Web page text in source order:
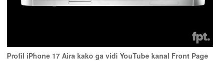
Profil iPhone 17 Aira kako ga vidi YouTube kanal Front Page